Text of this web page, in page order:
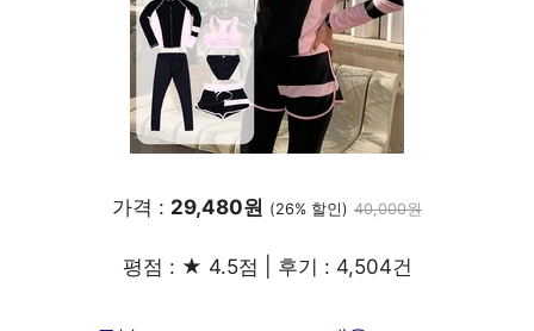
가격 : 29,480원 (26% 할인) 40,000원
평점 : ★ 4.5점 | 후기 : 4,504건